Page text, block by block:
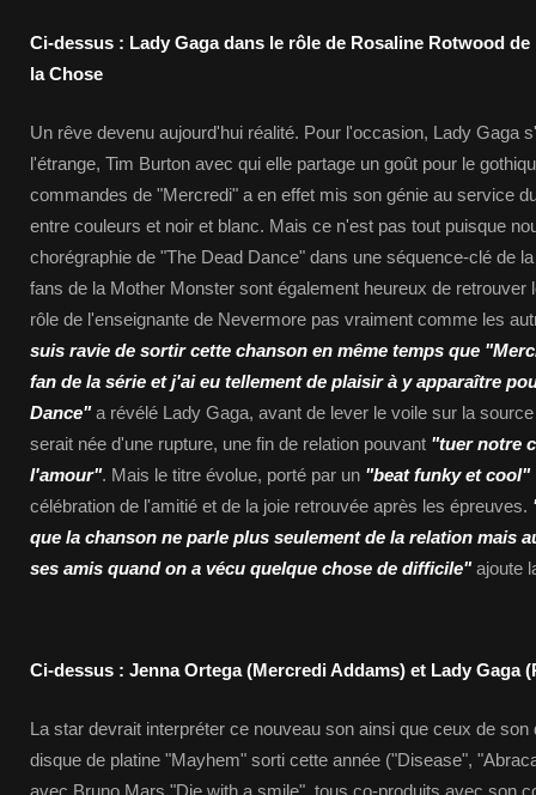
Ci-dessus : Lady Gaga dans le rôle de Rosaline Rotwood
la Chose
Un rêve devenu aujourd'hui réalité. Pour l'occasion, Lady Gaga
l'étrange, Tim Burton avec qui elle partage un goût pour le
commandes de "Mercredi" a en effet mis son génie au service
entre couleurs et noir et blanc. Mais ce n'est pas tout puisque
chorégraphie de "The Dead Dance" dans une séquence-clé de
fans de la Mother Monster sont également heureux de retrouver
rôle de l'enseignante de Nevermore pas vraiment comme les
suis ravie de sortir cette chanson en même temps que
fan de la série et j'ai eu tellement de plaisir à y apparaître
Dance"a révélé Lady Gaga, avant de lever le voile sur la
serait née d'une rupture, une fin de relation pouvant "tuer notre
l'amour". Mais le titre évolue, porté par un "beat funky et cool"
célébration de l'amitié et de la joie retrouvée après les épreuves.
que la chanson ne parle plus seulement de la relation mais
ses amis quand on a vécu quelque chose de difficile"ajoute
Ci-dessus : Jenna Ortega (Mercredi Addams) et Lady Gaga
La star devrait interpréter ce nouveau son ainsi que ceux de son
disque de platine "Mayhem" sorti cette année ("Disease",
avec Bruno Mars "Die with a smile", tous co-produits avec son